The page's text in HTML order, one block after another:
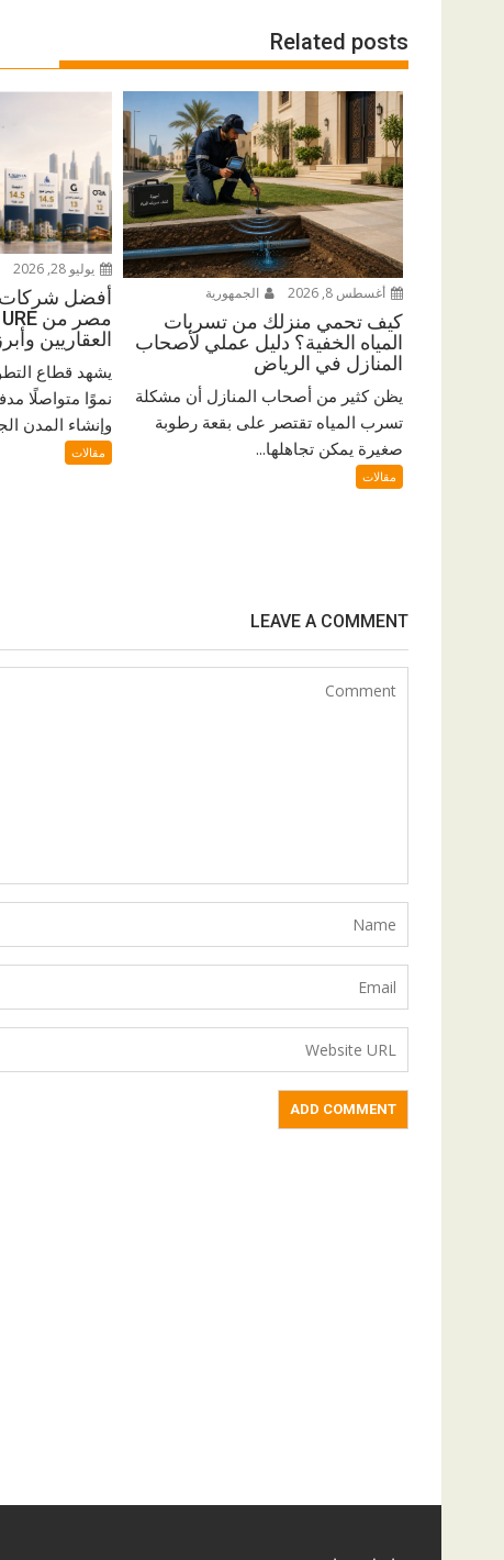
Related posts
أغسطس 8, 2026 الجمهورية
كيف تحمي منزلك من تسربات
المياه الخفية؟ دليل عملي لأصحاب
المنازل في الرياض
يظن كثير من أصحاب المنازل أن مشكلة
تسرب المياه تقتصر على بقعة رطوبة
صغيرة يمكن تجاهلها...
مقالات
يوليو 28, 2026
أفضل شركات
العقاريين
يشهد قطاع
نموًا متواصلًا
وإنشاء المدن
مقالات
LEAVE A COMMENT